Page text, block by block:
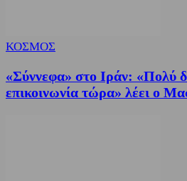
ΚΟΣΜΟΣ
«Σύννεφα» στο Ιράν: «Πολύ
επικοινωνία τώρα» λέει ο